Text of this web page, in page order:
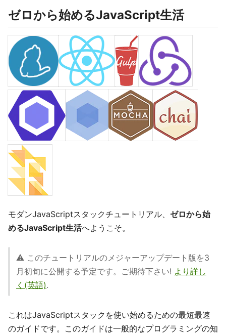
ゼロから始めるJavaScript生活
モダンJavaScriptスタックチュートリアル、 ゼロから始
めるJavaScript生活へようこそ。
⚠️️ このチュートリアルのメジャーアップデート版を3
月初旬に公開する予定です。ご期待下さい! より詳し
く(英語).
これはJavaScriptスタックを使い始めるための最短最速
のガイドです。このガイドは一般的なプログラミングの知